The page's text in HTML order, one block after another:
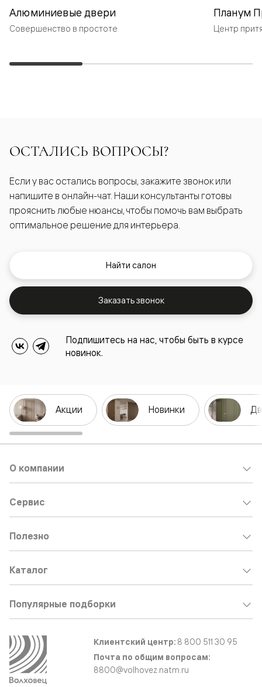
Алюминиевые двери
Совершенство в простоте
Планум
Центр
ОСТАЛИСЬ ВОПРОСЫ?
Если у вас остались вопросы, закажите звонок или
напишите в онлайн-чат. Наши консультанты готовы
прояснить любые нюансы, чтобы помочь вам выбрать
оптимальное решение для интерьера.
Найти салон
Заказать звонок
Подпишитесь на нас, чтобы быть в курсе
новинок.
Акции Новинки
О компании
Сервис
Полезно
Каталог
Популярные подборки
Клиентский центр: 8 800 511 30 95
Почта по общим вопросам:
8800@volhovez.natm.ru